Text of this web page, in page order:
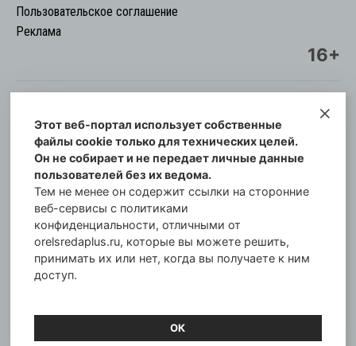
Пользовательское соглашение
Реклама
16+
© Информационный городской портал
Орловская cреда-плюс, 2021-2026
Свидетельство о регистрации СМИ: ПИ №57-
00254 от 29 октября 2013 г.
Газета зарегистрирована Управлением
Федеральной службы по надзору в сфере связи,
информационных технологий и массовых
коммуникаций по Орловской области.
Главный редактор: Татьяна Филёва
Этот веб-портал использует собственные
файлы cookie только для технических целей.
Он не собирает и не передает личные данные
пользователей без их ведома.
Тем не менее он содержит ссылки на сторонние
веб-сервисы с политиками
конфиденциальности, отличными от
orelsredaplus.ru, которые вы можете решить,
принимать их или нет, когда вы получаете к ним
доступ.
ОК